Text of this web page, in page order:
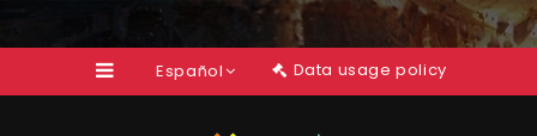
Español Data usage policy